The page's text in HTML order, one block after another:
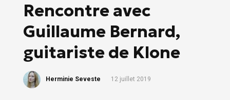
Rencontre avec
Guillaume Bernard,
guitariste de Klone
Herminie Seveste 12 juillet 2019